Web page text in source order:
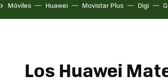
Móviles Huawei Movistar Plus Digi
Los Huawei